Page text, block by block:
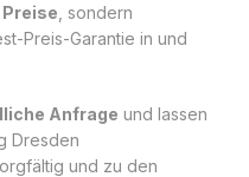
, sondern
Preis-Garantie in und
Anfrage und lassen
Dresden
und zu den